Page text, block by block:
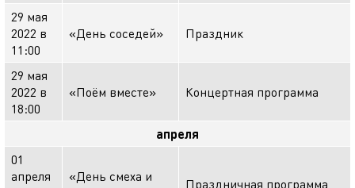
29 мая
2022 в
11:00
«День соседей» Праздник
29 мая
2022 в
18:00
«Поём вместе» Концертная программа
апреля
01
апреля
«День смеха и
Праздничная программа